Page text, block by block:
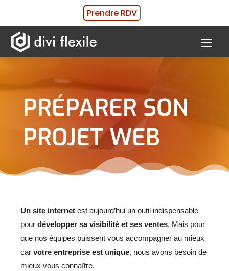
Prendre RDV
PRÉPARER SON
PROJET WEB
Un site internet est aujourd’hui un outil indispensable
pour développer sa visibilité et ses ventes. Mais pour
que nos équipes puissent vous accompagner au mieux
car votre entreprise est unique, nous avons besoin de
mieux vous connaître.